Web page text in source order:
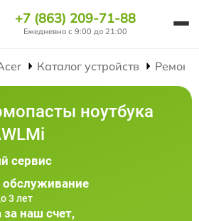
+7 (863) 209-71-88
Ежедневно с 9:00 до 21:00
Каталог устройств Ремонт
ноутбука
сервис
обслуживание
3 лет
наш счет,